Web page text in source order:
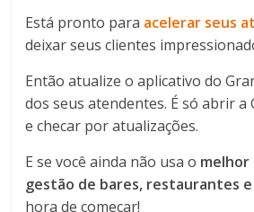
Está pronto para acelerar seus
deixar seus clientes
Então atualize o aplicativo do
dos seus atendentes. É só abrir a
e checar por atualizações.
E se você ainda não usa o melhor
gestão de bares, restaurantes e
hora de começar!